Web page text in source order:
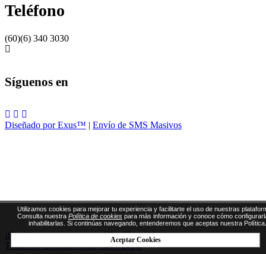
Teléfono
(60)(6) 340 3030
Síguenos en
Diseñado por Exus™ | Envío de SMS Masivos
¡Gestiona tus eventos con CloudEvents!
Todos los derechos reservados 2026.
Utilizamos cookies para mejorar tu experiencia y facilitarte el uso de nuestras
Consulta nuestra Política de cookies para más información y conoce cómo
inhabilitarlas. Si continúas navegando, entenderemos que aceptas nuestra Política.
Aceptar Cookies